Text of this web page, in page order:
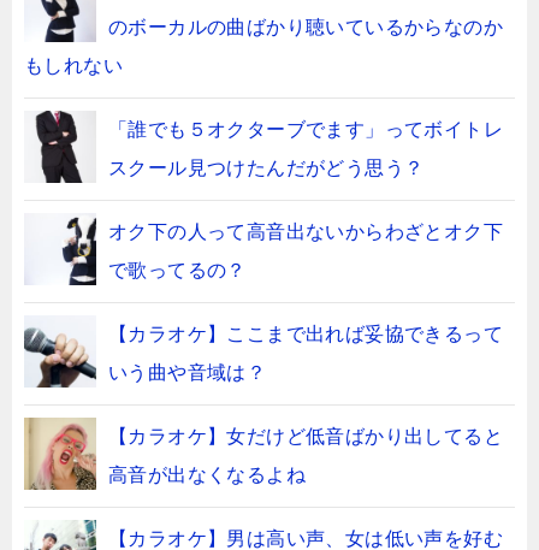
のボーカルの曲ばかり聴いているからなのか
もしれない
「誰でも５オクターブでます」ってボイトレ
スクール見つけたんだがどう思う？
オク下の人って高音出ないからわざとオク下
で歌ってるの？
【カラオケ】ここまで出れば妥協できるって
いう曲や音域は？
【カラオケ】女だけど低音ばかり出してると
高音が出なくなるよね
【カラオケ】男は高い声、女は低い声を好む